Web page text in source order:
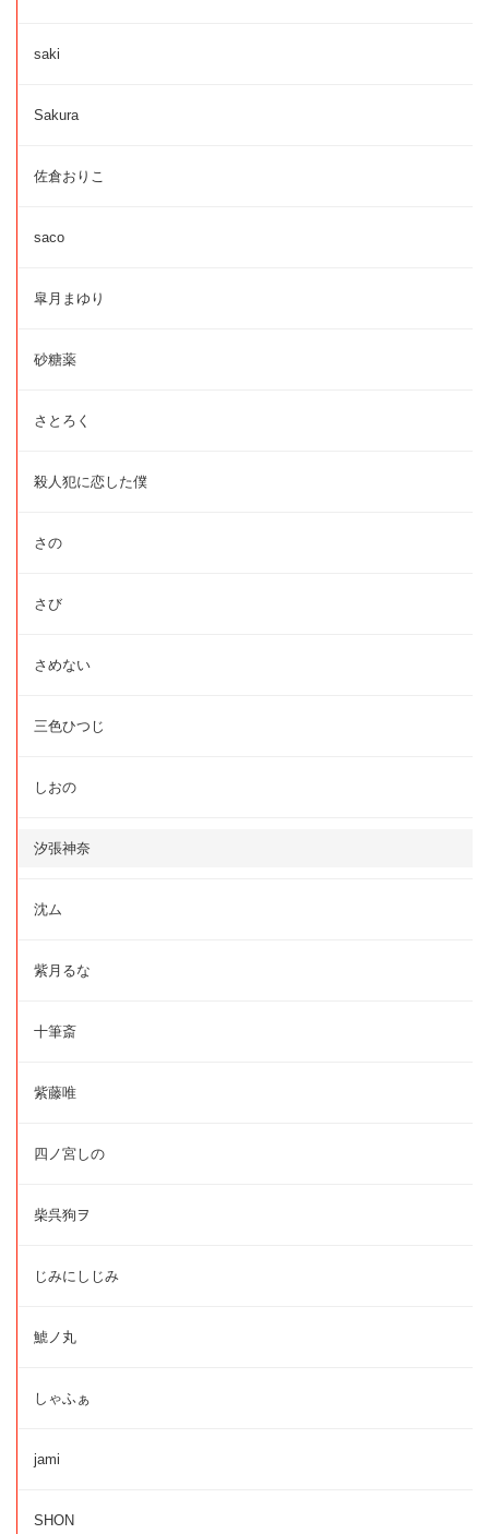
saki
Sakura
佐倉おりこ
saco
皐月まゆり
砂糖薬
さとろく
殺人犯に恋した僕
さの
さび
さめない
三色ひつじ
しおの
汐張神奈
沈ム
紫月るな
十筆斎
紫藤唯
四ノ宮しの
柴呉狗ヲ
じみにしじみ
鯱ノ丸
しゃふぁ
jami
SHON